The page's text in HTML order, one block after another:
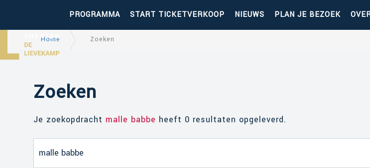
PLAN JE BEZOEK
NIEUWS
START TICKETVERKOOP
PROGRAMMA
Home Zoeken
Zoeken
Je zoekopdracht malle babbe heeft 0 resultaten opgeleverd.